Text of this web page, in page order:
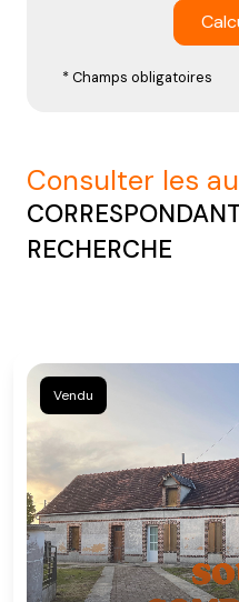
* Champs obligatoires
consulter les
RECHERCHE
Vendu